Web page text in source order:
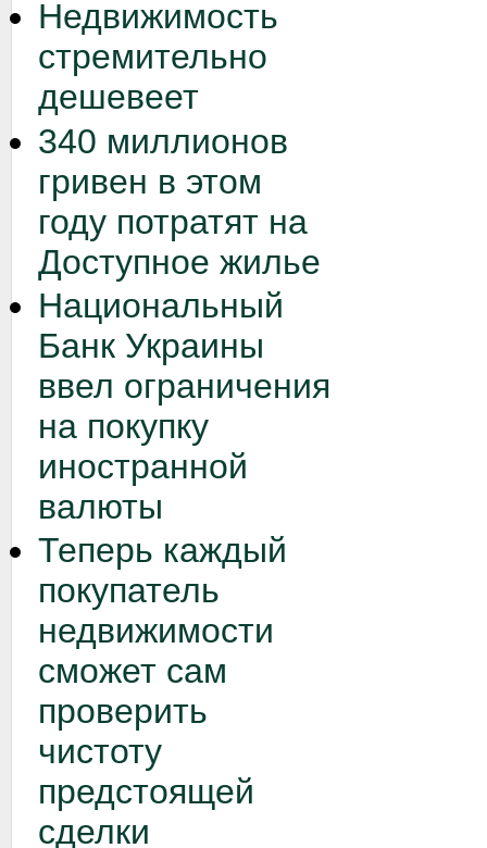
Недвижимость
стремительно
дешевеет
340 миллионов
гривен в этом
году потратят на
Доступное жилье
Национальный
Банк Украины
ввел ограничения
на покупку
иностранной
валюты
Теперь каждый
покупатель
недвижимости
сможет сам
проверить
чистоту
предстоящей
сделки